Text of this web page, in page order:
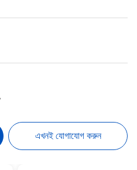
এখনই যোগাযোগ করুন